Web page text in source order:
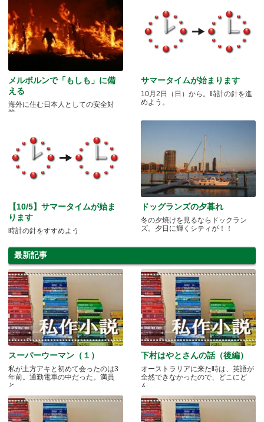
メルボルンで「もしも」に備
える
海外に住む日本人としての安全対
策。
サマータイムが始まります
10月2日（日）から。時計の針を進
めよう。
【10/5】サマータイムが始ま
ります
時計の針をすすめよう
ドッグランズの夕暮れ
冬の夕焼けを見るならドックラン
ズ。夕日に輝くシティが！！
最新記事
スーパーウーマン（１）
私が土方アキと初めて会ったのは3
年前。通勤電車の中だった。満員
と.....
下村はやとさんの話（後編）
オーストラリアに来た時は、英語が
全然できなかったので、どこにど
ん.....